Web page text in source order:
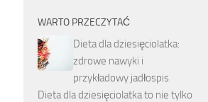
WARTO PRZECZYTAĆ
Dieta dla dziesięciolatka:
zdrowe nawyki i
przykładowy jadłospis
Dieta dla dziesięciolatka to nie tylko